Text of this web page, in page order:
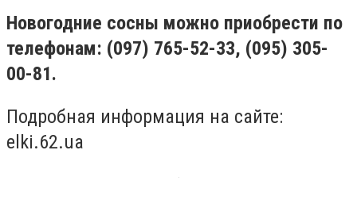
Новогодние сосны можно приобрести по
телефонам: (097) 765-52-33, (095) 305-
00-81.
Подробная информация на сайте:
elki.62.ua